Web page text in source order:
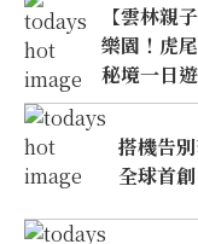
【雲林親
樂園！虎
秘境一日
搭機告
全球首